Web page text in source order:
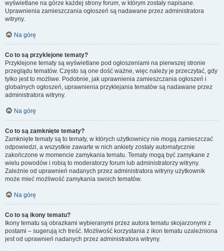
wyświetlane na górze każdej strony forum, w którym zostały napisane.
Uprawnienia zamieszczania ogłoszeń są nadawane przez administratora
witryny.
Na górę
Co to są przyklejone tematy?
Przyklejone tematy są wyświetlane pod ogłoszeniami na pierwszej stronie
przeglądu tematów. Często są one dość ważne, więc należy je przeczytać, gdy
tylko jest to możliwe. Podobnie, jak uprawnienia zamieszczania ogłoszeń i
globalnych ogłoszeń, uprawnienia przyklejania tematów są nadawane przez
administratora witryny.
Na górę
Co to są zamknięte tematy?
Zamknięte tematy są to tematy, w których użytkownicy nie mogą zamieszczać
odpowiedzi, a wszystkie zawarte w nich ankiety zostały automatycznie
zakończone w momencie zamykania tematu. Tematy mogą być zamykane z
wielu powodów i robią to moderatorzy forum lub administratorzy witryny.
Zależnie od uprawnień nadanych przez administratora witryny użytkownik
może mieć możliwość zamykania swoich tematów.
Na górę
Co to są ikony tematu?
Ikony tematu są obrazkami wybieranymi przez autora tematu skojarzonymi z
postami – sugerują ich treść. Możliwość korzystania z ikon tematu uzależniona
jest od uprawnień nadanych przez administratora witryny.